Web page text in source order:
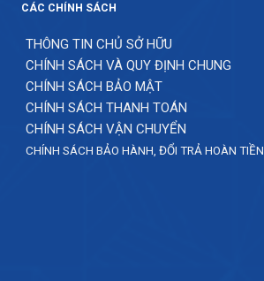
CÁC CHÍNH SÁCH
THÔNG TIN CHỦ SỞ HỮU
CHÍNH SÁCH VÀ QUY ĐỊNH CHUNG
CHÍNH SÁCH BẢO MẬT
CHÍNH SÁCH THANH TOÁN
CHÍNH SÁCH VẬN CHUYỂN
CHÍNH SÁCH BẢO HÀNH, ĐỔI TRẢ HOÀN TIỀN